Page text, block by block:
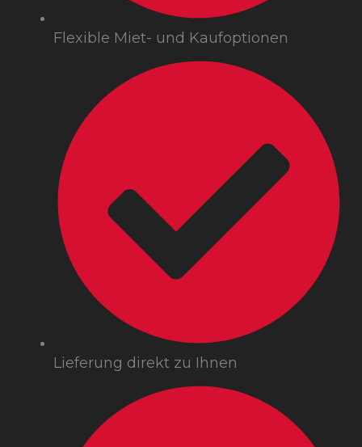
Flexible Miet- und Kaufoptionen
Lieferung direkt zu Ihnen